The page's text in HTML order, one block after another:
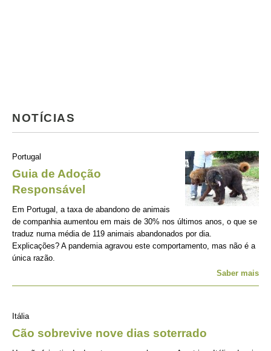
NOTÍCIAS
Portugal
Guia de Adoção
Responsável
Em Portugal, a taxa de abandono de animais
de companhia aumentou em mais de 30% nos últimos anos, o que se
traduz numa média de 119 animais abandonados por dia.
Explicações? A pandemia agravou este comportamento, mas não é a
única razão.
Saber mais
Itália
Cão sobrevive nove dias soterrado